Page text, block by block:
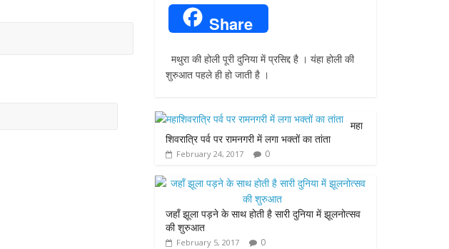
a
c
e
o
o
k
w
i
t
e
r
h
a
t
A
p
p
s
n
e
r
i
Share
मथुरा की होली पूरी दुनिया में प्रसिद्द है । यंहा होली की
शुरुआत पहले ही हो जाती है ।
महा
शिवरात्रि पर्व पर रामनगरी में लगा भक्तों का तांता
February 24, 2017 0
जहाँ झूला पड़ने के साथ होती है सारी दुनिया में झूलनोत्सव
की शुरुआत
February 5, 2017 0